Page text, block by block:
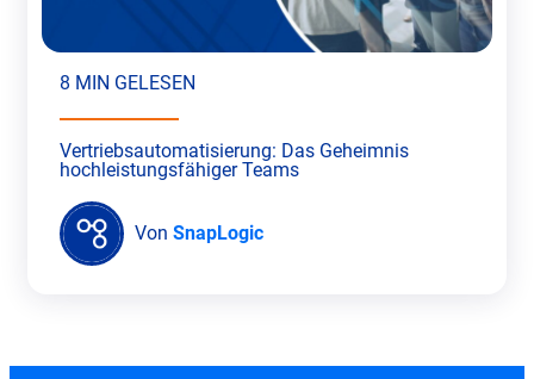
8 MIN GELESEN
Vertriebsautomatisierung: Das Geheimnis
hochleistungsfähiger Teams
Von SnapLogic